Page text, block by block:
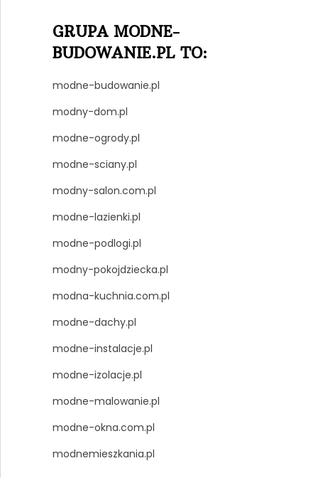
GRUPA MODNE-
BUDOWANIE.PL TO:
modne-budowanie.pl
modny-dom.pl
modne-ogrody.pl
modne-sciany.pl
modny-salon.com.pl
modne-lazienki.pl
modne-podlogi.pl
modny-pokojdziecka.pl
modna-kuchnia.com.pl
modne-dachy.pl
modne-instalacje.pl
modne-izolacje.pl
modne-malowanie.pl
modne-okna.com.pl
modnemieszkania.pl